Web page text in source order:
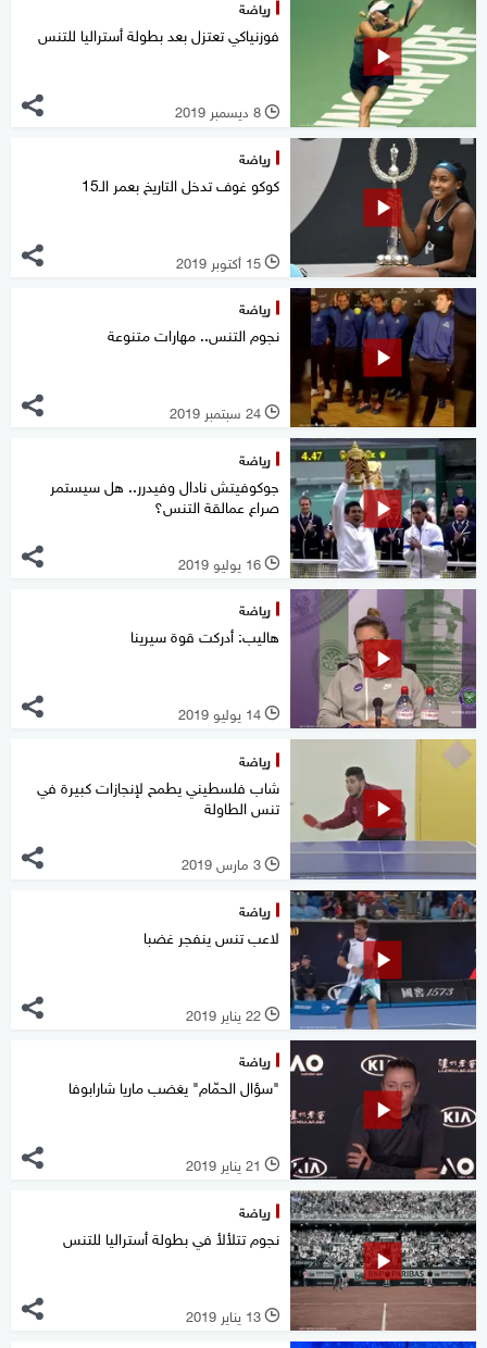
رياضة
فوزنياكي تعتزل بعد بطولة أستراليا للتنس
l 8 ديسمبر 2019
رياضة
كوكو غوف تدخل التاريخ بعمر الـ15
l 15 أكتوبر 2019
رياضة
نجوم التنس.. مهارات متنوعة
l 24 سبتمبر 2019
رياضة
جوكوفيتش نادال وفيدرر.. هل سيستمر
صراع عمالقة التنس؟
l 16 يوليو 2019
رياضة
هاليب: أدركت قوة سيرينا
l 14 يوليو 2019
رياضة
شاب فلسطيني يطمح لإنجازات كبيرة في
تنس الطاولة
l 3 مارس 2019
رياضة
لاعب تنس ينفجر غضبا
l 22 يناير 2019
رياضة
"سؤال الحمّام" يغضب ماريا شارابوفا
l 21 يناير 2019
رياضة
نجوم تتلألأ في بطولة أستراليا للتنس
l 13 يناير 2019